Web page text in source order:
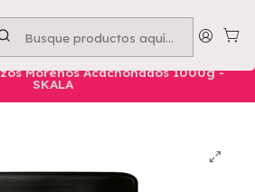
nosotros -Compra mínima $50.000
Belleza Cuidado Capilar
Morenos Acachonados 1000g -
SKALA